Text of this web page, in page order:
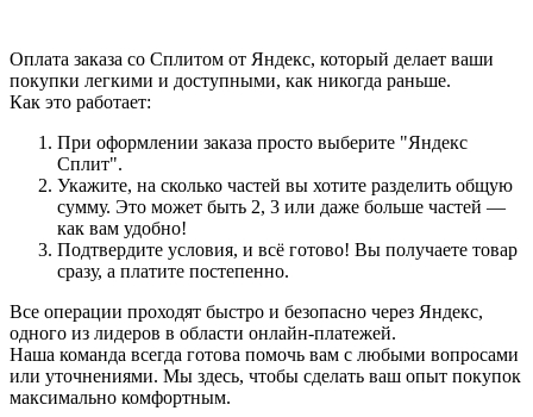
Оплата заказа со Сплитом от Яндекс, который делает ваши
покупки легкими и доступными, как никогда раньше.
Как это работает:
При оформлении заказа просто выберите "Яндекс
Сплит".
Укажите, на сколько частей вы хотите разделить общую
сумму. Это может быть 2, 3 или даже больше частей —
как вам удобно!
Подтвердите условия, и всё готово! Вы получаете товар
сразу, а платите постепенно.
Все операции проходят быстро и безопасно через Яндекс,
одного из лидеров в области онлайн-платежей.
Наша команда всегда готова помочь вам с любыми вопросами
или уточнениями. Мы здесь, чтобы сделать ваш опыт покупок
максимально комфортным.